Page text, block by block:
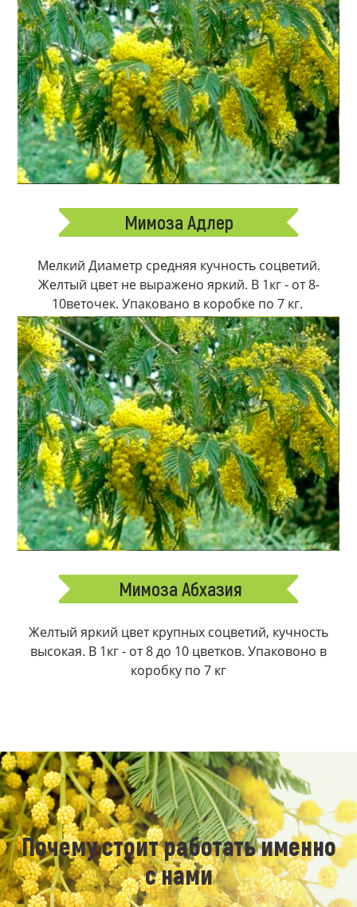
Мимоза Адлер
Мелкий Диаметр средняя кучность соцветий.
Желтый цвет не выражено яркий. В 1кг - от 8-
10веточек. Упаковано в коробке по 7 кг.
Мимоза Абхазия
Желтый яркий цвет крупных соцветий, кучность
высокая. В 1кг - от 8 до 10 цветков. Упаковоно в
коробку по 7 кг
Почему стоит работать именно
с нами